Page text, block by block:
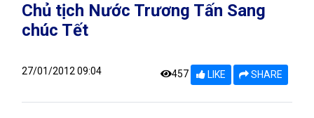
Chủ tịch Nước Trương Tấn Sang
chúc Tết
27/01/2012 09:04 457 LIKE SHARE